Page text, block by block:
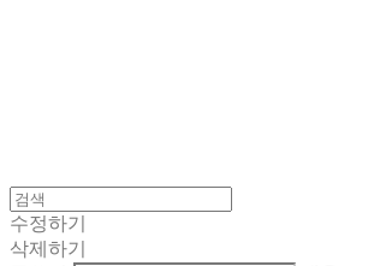
수정하기
삭제하기